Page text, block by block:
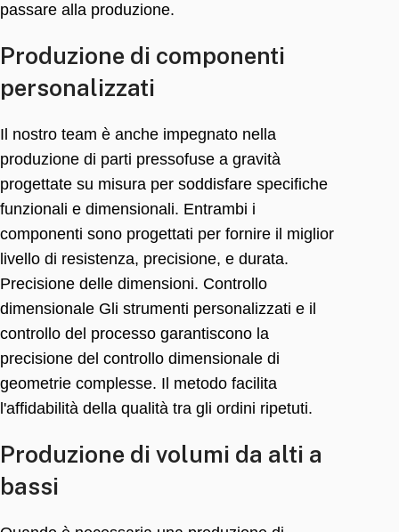
passare alla produzione.
Produzione di componenti
personalizzati
Il nostro team è anche impegnato nella
produzione di parti pressofuse a gravità
progettate su misura per soddisfare specifiche
funzionali e dimensionali. Entrambi i
componenti sono progettati per fornire il miglior
livello di resistenza, precisione, e durata.
Precisione delle dimensioni. Controllo
dimensionale Gli strumenti personalizzati e il
controllo del processo garantiscono la
precisione del controllo dimensionale di
geometrie complesse. Il metodo facilita
l'affidabilità della qualità tra gli ordini ripetuti.
Produzione di volumi da alti a
bassi